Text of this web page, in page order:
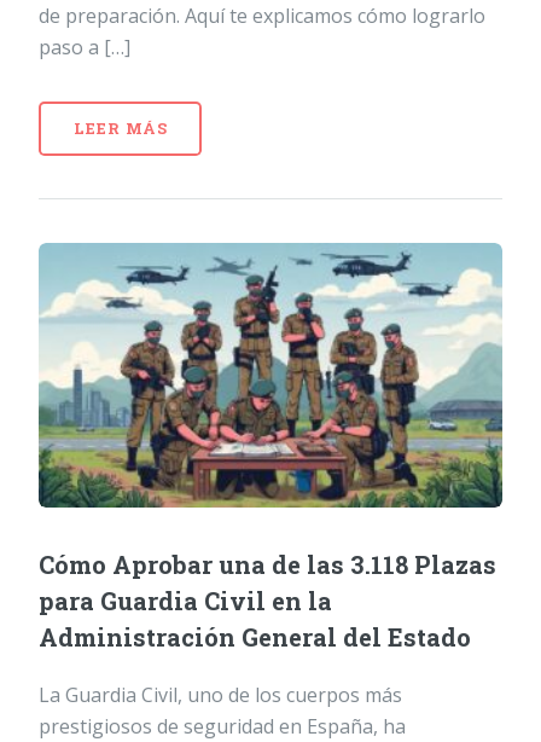
de preparación. Aquí te explicamos cómo lograrlo
paso a […]
LEER MÁS
Cómo Aprobar una de las 3.118 Plazas
para Guardia Civil en la
Administración General del Estado
La Guardia Civil, uno de los cuerpos más
prestigiosos de seguridad en España, ha